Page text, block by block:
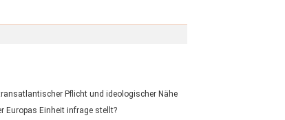
Pflicht und ideologischer Nähe
Europas Einheit infrage stellt?